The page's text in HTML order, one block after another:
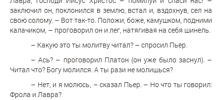
заключил он, поклонился в землю, встал и, вздохнув, сел на
свою солому. – Вот так-то. Положи, боже, камушком, подними
калачиком, – проговорил он и лег, натягивая на себя шинель.
– Какую это ты молитву читал? – спросил Пьер.
– Ась? – проговорил Платон (он уже было заснул). –
Читал что? Богу молился. А ты рази не молишься?
– Нет, и я молюсь, – сказал Пьер. – Но что ты говорил:
Фрола и Лавра?